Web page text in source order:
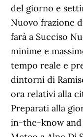
del giorno e
Nuovo frazione
farà a Succiso
minime e
tempo reale e
dintorni di
ora relativi alla
Preparati alla
in-the-know